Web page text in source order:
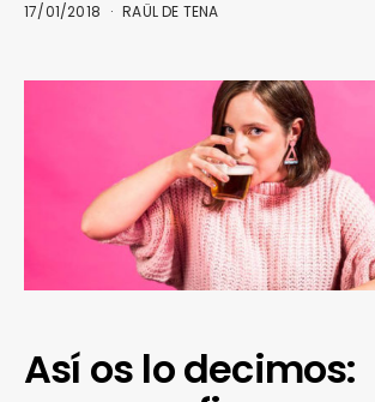
17/01/2018 RAÜL DE TENA
Así os lo decimos: